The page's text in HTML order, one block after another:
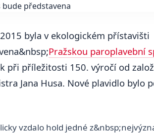
byla v ekologickém přístavišti
Pražskou paroplavební
při příležitosti 150. výročí od
Jana Husa. Nové plavidlo bylo
vzdalo hold jedné